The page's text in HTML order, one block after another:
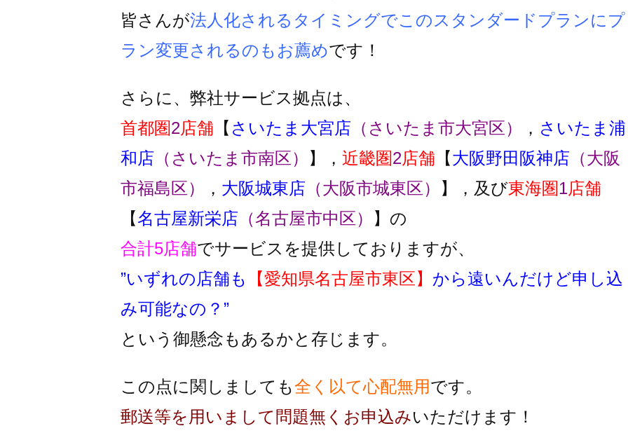
皆さんが法人化されるタイミングでこのスタンダードプランにプ
ラン変更されるのもお薦めです！
さらに、弊社サービス拠点は、
首都圏2店舗 【 さいたま大宮店 （さいたま市大宮区） ， さいたま浦
和店 （さいたま市南区） 】， 近畿圏2店舗 【大阪野田阪神店 （大阪
市福島区）
， 大阪城東店 （大阪市城東区） 】，及び東海圏1店舗
【名古屋新栄店 （名古屋市中区）
】の
合計5店舗でサービスを提供しておりますが、
”いずれの店舗も
【愛知県名古屋市東区】 から遠いんだけど申し込
み可能なの？”
という御懸念もあるかと存じます。
この点に関しましても全く以て心配無用です。
郵送等を用いまして問題無くお申込みいただけます！